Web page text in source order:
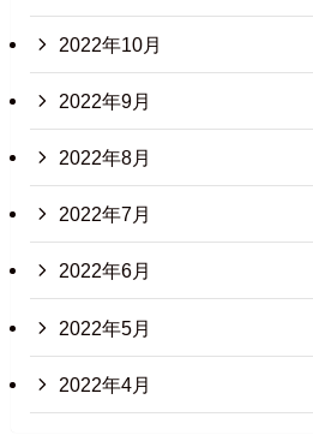
2022年10月
2022年9月
2022年8月
2022年7月
2022年6月
2022年5月
2022年4月